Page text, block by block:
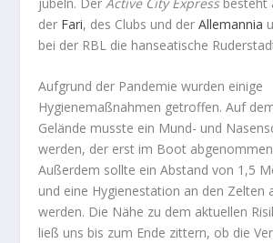
der Fari, des Clubs und derAllemannia
bei der RBL die hanseatische
Aufgrund der Pandemie wurden einige
Hygienemaßnahmen getroffen. Auf
Gelände musste ein Mund- und
werden, der erst im Boot
Außerdem sollte ein Abstand von 1,5
und eine Hygienestation an den Zelten
werden. Die Nähe zu dem aktuellen
ließ uns bis zum Ende zittern, ob die